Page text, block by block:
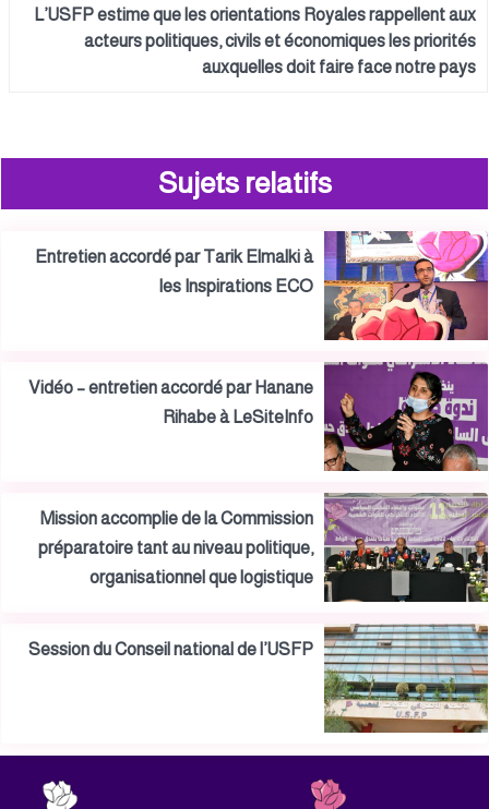
L’USFP estime que les orientations Royales rappellent aux
acteurs politiques, civils et économiques les priorités
auxquelles doit faire face notre pays
Sujets relatifs
Entretien accordé par Tarik Elmalki à
les Inspirations ECO
Vidéo – entretien accordé par Hanane
Rihabe à LeSiteInfo
Mission accomplie de la Commission
préparatoire tant au niveau politique,
organisationnel que logistique
Session du Conseil national de l’USFP